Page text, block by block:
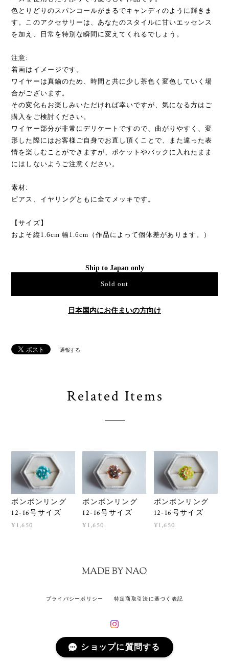
色とりどりのスパンコールがまるでキャンディのように輝きま
す。このアクセサリーは、あなたのスタイルに甘いエッセンス
を加え、日常を特別な瞬間に変えてくれるでしょう。
注意:
着画はイメージです。
ワイヤーは真鍮のため、時間と共に少し茶色く変色していく場
合がございます。
その変化もお楽しみいただければ幸いですが、気になる方はご
購入をご検討ください。
ワイヤー部分が非常にデリケートですので、曲がりやすく、変
形した際にはお客様ご自身でお直し頂くことで、また違った表
情を楽しむことができますが、ポケットやバックに入れたまま
にはしないようご注意ください。
素材:
ピアス、イヤリングともに全てメッキです。
【サイズ】
およそ縦1.6cm 幅1.6cm（作品によって個体差があります。）
Ship to Japan only
Sold out
日本国内にお住まいの方向け
通報する
Related Items
ボンボンリング
12-16号サイズ
¥1,650
ボンボンリング
12-16号サイズ
¥1,650
ボンボンリング
12-16号サイズ
¥1,650
プライバシーポリシー 特定商取引法に基づく表記
© MADE BY NAO All rights reserved.
ショップに質問する